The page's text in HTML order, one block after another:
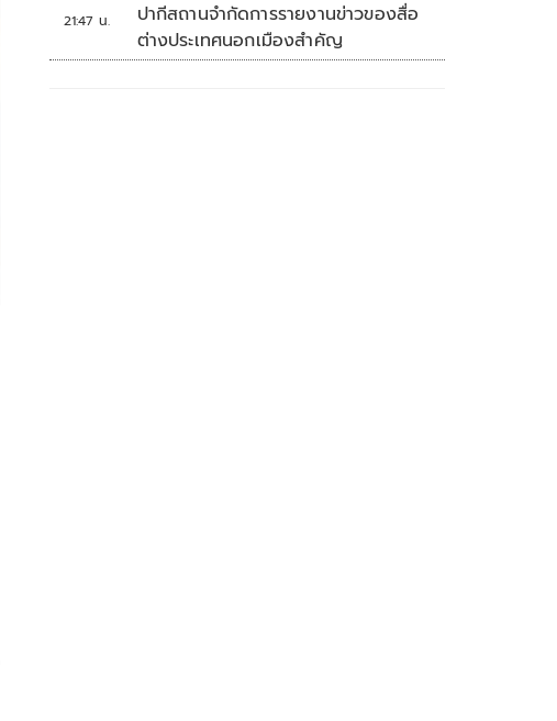
21:47 น.
ปากีสถานจำกัดการรายงานข่าวของสื่อ
ต่างประเทศนอกเมืองสำคัญ